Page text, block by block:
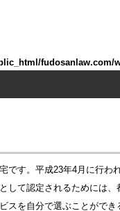
す。平成23年4月に行わ
して認定されるためには
スを自分で選ぶことがで